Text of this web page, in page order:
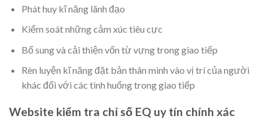
Phát huy kĩ năng lãnh đạo
Kiểm soát những cảm xúc tiêu cực
Bổ sung và cải thiện vốn từ vựng trong giao tiếp
Rèn luyện kĩ năng đặt bản thân mình vào vị trí của người
khác đối với các tình huống trong giao tiếp
Website kiểm tra chỉ số EQ uy tín chính xác